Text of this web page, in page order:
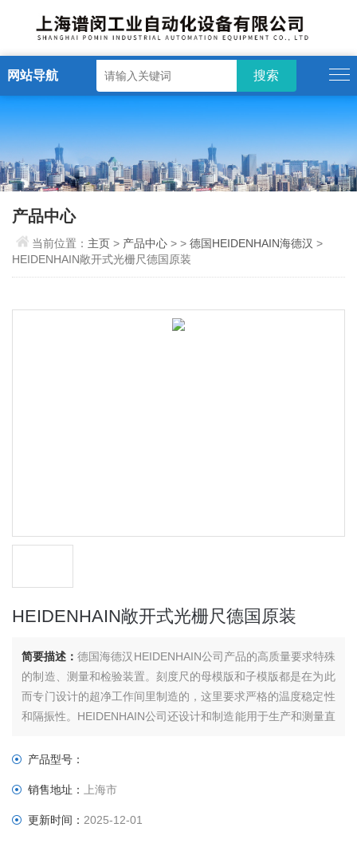
网站导航
产品中心
当前位置： 主页> 产品中心 > >德国HEIDENHAIN海德汉 >
HEIDENHAIN敞开式光栅尺德国原装
HEIDENHAIN敞开式光栅尺德国原装
简要描述：德国海德汉HEIDENHAIN公司产品的高质量要求特殊
的制造、测量和检验装置。刻度尺的母模版和子模版都是在为此
而专门设计的超净工作间里制造的，这里要求严格的温度稳定性
和隔振性。HEIDENHAIN公司还设计和制造能用于生产和测量直
度的机器在一般的商店里是找不到的。
产品型号：
销售地址：上海市
更新时间：2025-12-01